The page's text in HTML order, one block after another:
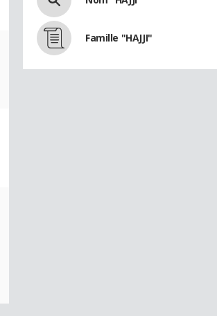
Famille "HAJJI"